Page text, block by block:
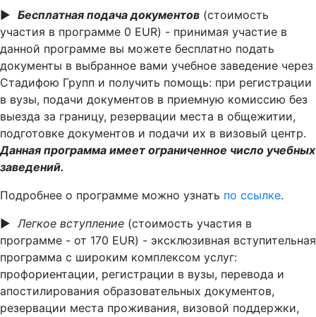
▶ ️ Бесплатная подача документов (стоимость
участия в программе 0 EUR) - принимая участие в
данной программе вы можете бесплатно подать
документы в выбранное вами учебное заведение через
Стадифою Групп и получить помощь: при регистрации
в вузы, подачи документов в приемную комиссию без
выезда за границу, резервации места в общежитии,
подготовке документов и подачи их в визовый центр.
Данная программа имеет ограниченное число учебных
заведений.
Подробнее о программе можно узнать по ссылке.
▶ ️Легкое вступление (стоимость участия в
программе - от 170 EUR) - эксклюзивная вступительная
программа с широким комплексом услуг:
профориентации, регистрации в вузы, перевода и
апостилирования образовательных документов,
резервации места проживания, визовой поддержки,